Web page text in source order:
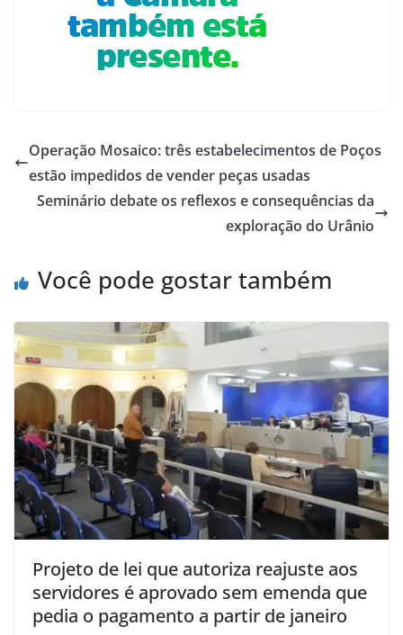
Operação Mosaico: três estabelecimentos de Poços
estão impedidos de vender peças usadas
Seminário debate os reflexos e consequências da
exploração do Urânio
Você pode gostar também
Projeto de lei que autoriza reajuste aos
servidores é aprovado sem emenda que
pedia o pagamento a partir de janeiro